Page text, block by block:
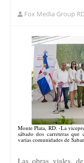
Fox Media Group
Monte Plata, RD. -La
sábado dos carreteras
varias comunidades de
Las obras viales,